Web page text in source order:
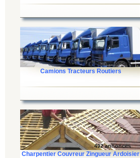
3 143 annonces
Camions Tracteurs Routiers
492 annonces
Charpentier Couvreur Zingueur Ardoisier